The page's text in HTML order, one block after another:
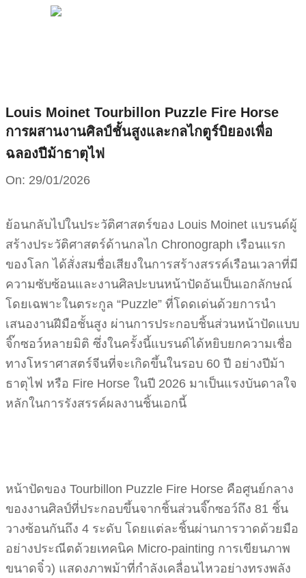
Louis Moinet Tourbillon Puzzle Fire Horse
การผสานงานศิลป์ชั้นสูงและกลไกตูร์บิยองเพื่อ
ฉลองปีม้าธาตุไฟ
On: 29/01/2026
ย้อนกลับไปในประวัติศาสตร์ของ Louis Moinet แบรนด์ผู้
สร้างประวัติศาสตร์ด้านกลไก Chronograph เรือนแรก
ของโลก ได้สั่งสมชื่อเสียงในการสร้างสรรค์เรือนเวลาที่มี
ความซับซ้อนและงานศิลปะบนหน้าปัดอันเป็นเอกลักษณ์
โดยเฉพาะในตระกูล “Puzzle” ที่โดดเด่นด้วยการนำ
เสนองานฝีมือชั้นสูง ผ่านการประกอบชิ้นส่วนหน้าปัดแบบ
จิ๊กซอว์หลายมิติ ซึ่งในครั้งนี้แบรนด์ได้หยิบยกความเชื่อ
ทางโหราศาสตร์จีนที่จะเกิดขึ้นในรอบ 60 ปี อย่างปีม้า
ธาตุไฟ หรือ Fire Horse ในปี 2026 มาเป็นแรงบันดาลใจ
หลักในการรังสรรค์ผลงานชิ้นเอกนี้
หน้าปัดของ Tourbillon Puzzle Fire Horse คือศูนย์กลาง
ของงานศิลป์ที่ประกอบขึ้นจากชิ้นส่วนจิ๊กซอว์ถึง 81 ชิ้น
วางซ้อนกันถึง 4 ระดับ โดยแต่ละชิ้นผ่านการวาดด้วยมือ
อย่างประณีตด้วยเทคนิค Micro-painting การเขียนภาพ
ขนาดจิ๋ว) แสดงภาพม้าที่กำลังเคลื่อนไหวอย่างทรงพลัง